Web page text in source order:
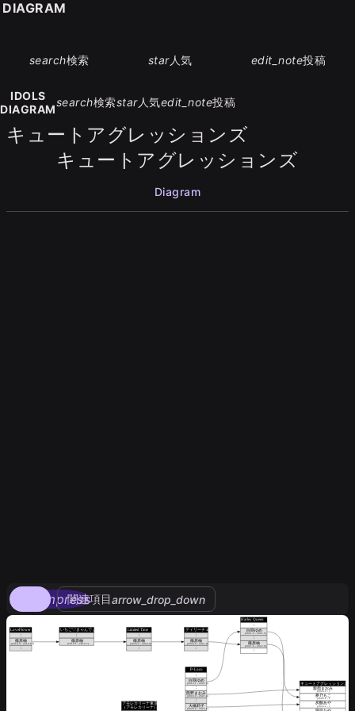
search検索 star人気 edit_note投稿
IDOLS
DIAGRAM
search検索star人気edit_note投稿
キュートアグレッションズ
キュートアグレッションズ
Diagram
compress
関連項目arrow_drop_down